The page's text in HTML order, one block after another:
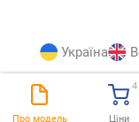
Про модель Ціни
4
Україна
© E-Katalog, 2026